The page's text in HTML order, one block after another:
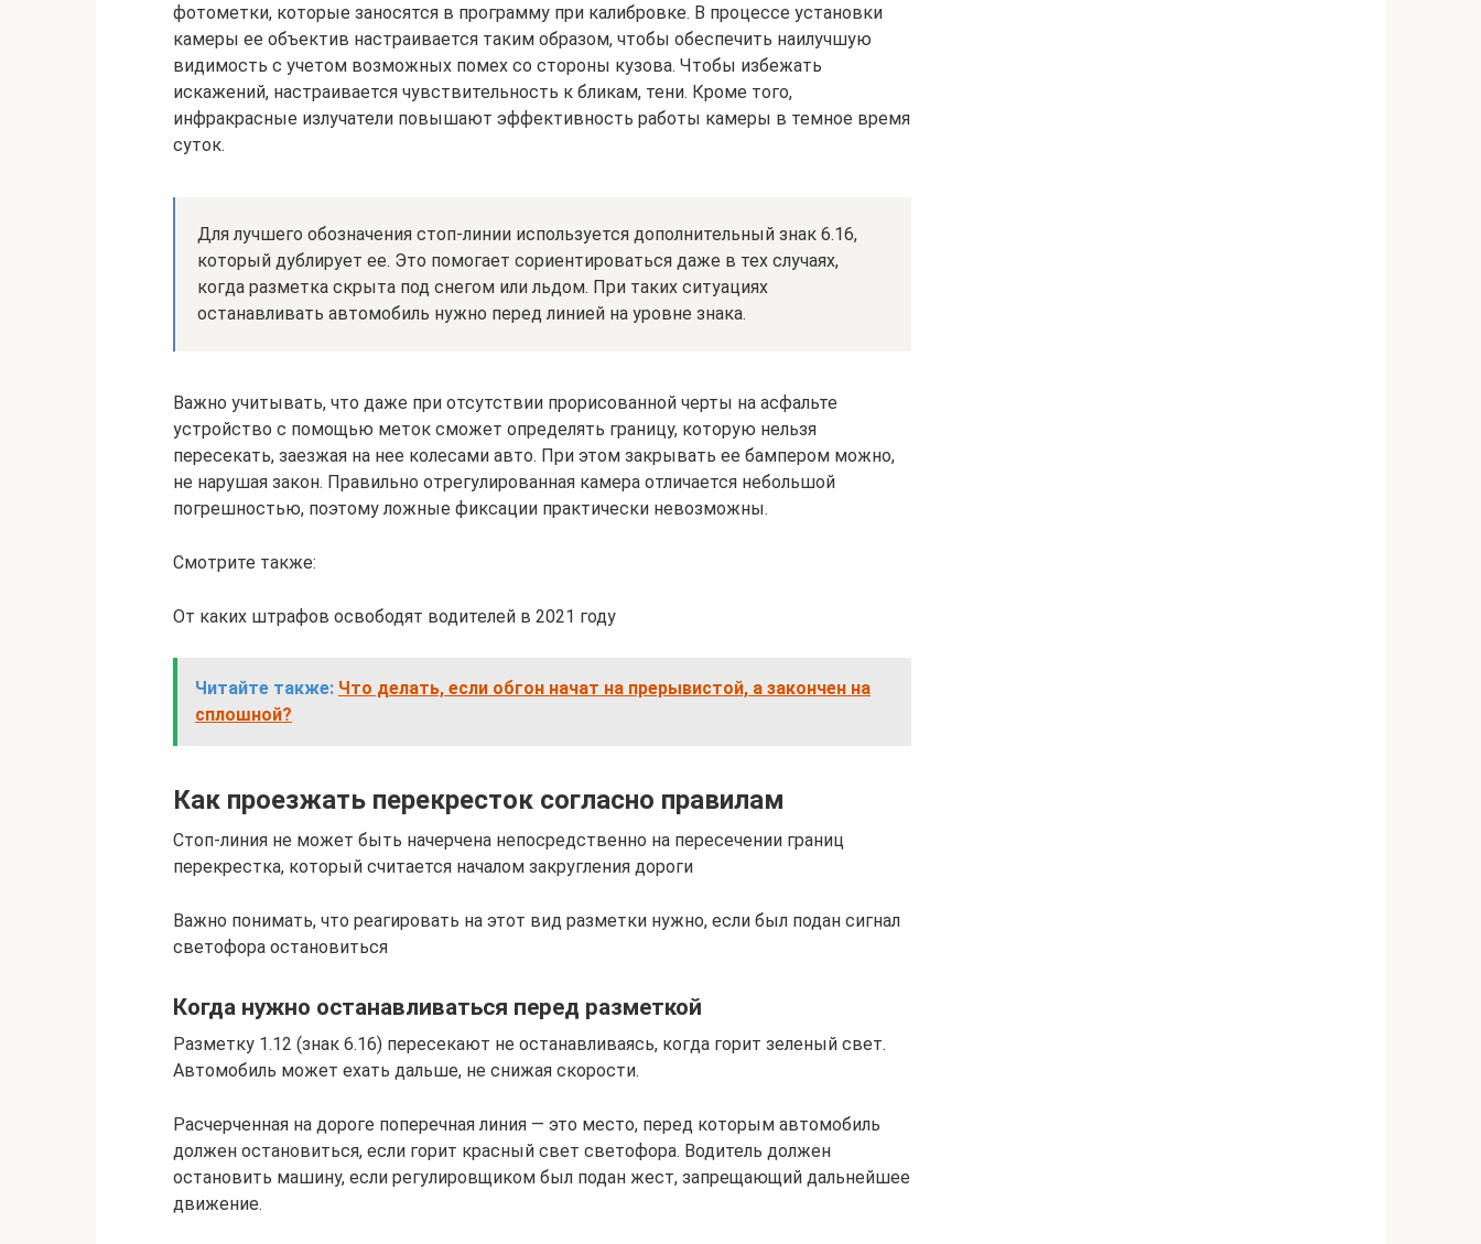
фотометки, которые заносятся в программу при калибровке. В процессе установки
камеры ее объектив настраивается таким образом, чтобы обеспечить наилучшую
видимость с учетом возможных помех со стороны кузова. Чтобы избежать
искажений, настраивается чувствительность к бликам, тени. Кроме того,
инфракрасные излучатели повышают эффективность работы камеры в темное время
суток.
Для лучшего обозначения стоп-линии используется дополнительный знак 6.16,
который дублирует ее. Это помогает сориентироваться даже в тех случаях,
когда разметка скрыта под снегом или льдом. При таких ситуациях
останавливать автомобиль нужно перед линией на уровне знака.
Важно учитывать, что даже при отсутствии прорисованной черты на асфальте
устройство с помощью меток сможет определять границу, которую нельзя
пересекать, заезжая на нее колесами авто. При этом закрывать ее бампером можно,
не нарушая закон. Правильно отрегулированная камера отличается небольшой
погрешностью, поэтому ложные фиксации практически невозможны.
Смотрите также:
От каких штрафов освободят водителей в 2021 году
Читайте также: Что делать, если обгон начат на прерывистой, а закончен на
сплошной?
Как проезжать перекресток согласно правилам
Стоп-линия не может быть начерчена непосредственно на пересечении границ
перекрестка, который считается началом закругления дороги
Важно понимать, что реагировать на этот вид разметки нужно, если был подан сигнал
светофора остановиться
Когда нужно останавливаться перед разметкой
Разметку 1.12 (знак 6.16) пересекают не останавливаясь, когда горит зеленый свет.
Автомобиль может ехать дальше, не снижая скорости.
Расчерченная на дороге поперечная линия — это место, перед которым автомобиль
должен остановиться, если горит красный свет светофора. Водитель должен
остановить машину, если регулировщиком был подан жест, запрещающий дальнейшее
движение.